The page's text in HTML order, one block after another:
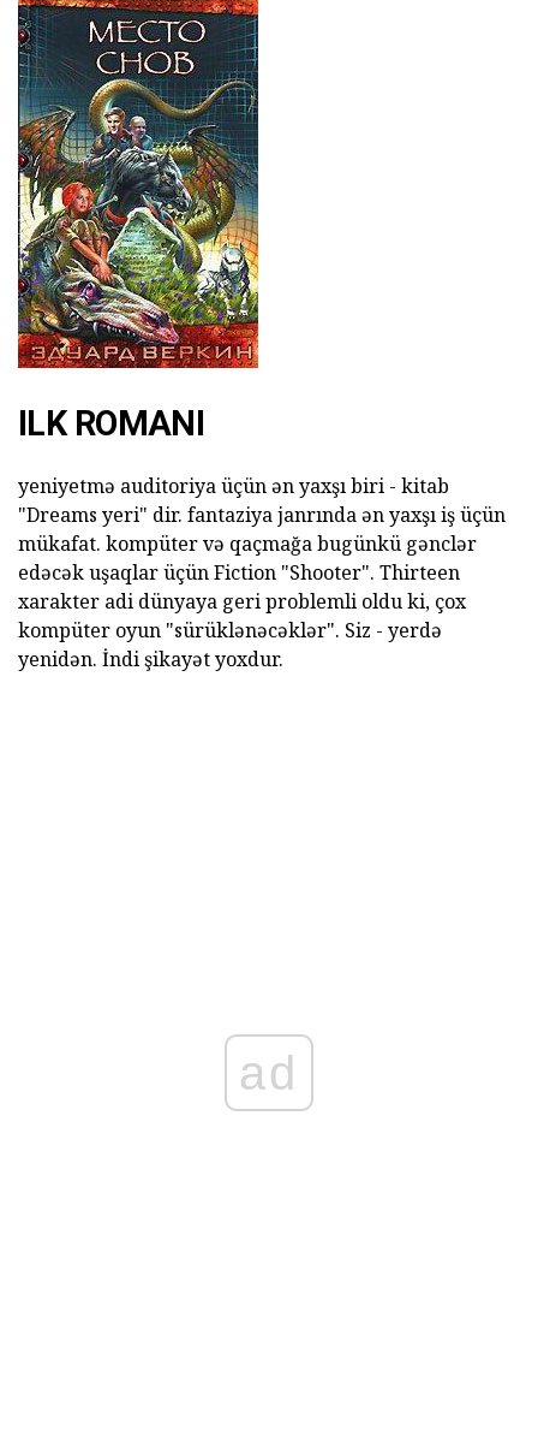
ILK ROMANI
yeniyetmə auditoriya üçün ən yaxşı biri - kitab
"Dreams yeri" dir. fantaziya janrında ən yaxşı iş üçün
mükafat. kompüter və qaçmağa bugünkü gənclər
edəcək uşaqlar üçün Fiction "Shooter". Thirteen
xarakter adi dünyaya geri problemli oldu ki, çox
kompüter oyun "sürüklənəcəklər". Siz - yerdə
yenidən. İndi şikayət yoxdur.
ad